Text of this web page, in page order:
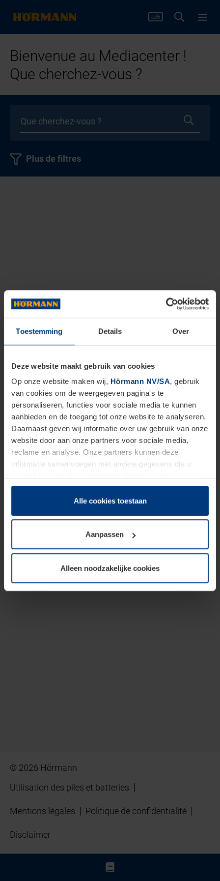
Toestemming Details Over
Deze website maakt gebruik van cookies
Op onze website maken wij, Hörmann NV/SA, gebruik
van cookies om de weergegeven pagina's te
personaliseren, functies voor sociale media te kunnen
aanbieden en de toegang tot onze website te analyseren.
Daarnaast geven wij informatie over uw gebruik van onze
website door aan onze partners voor sociale media,
reclame en analyse. Onze partners kunnen deze
informatie samenvoegen met andere gegevens die u
hun diensten hebben verzameld.
Juridisch hebben wij het recht om cookies op uw
van deze pagina's absoluut vereist is. Voor alle andere
soorten cookies is uw toestemming benodigd. Uw
toestemming kunt u op elk moment bij de uitleg van de
wijzigen of herroepen.
Alle cookies toestaan
Aanpassen
Alleen noodzakelijke cookies
Bienvenue au Mediacenter !
Que cherchez-vous ?
Plus de filtres
© 2026 Hörmann
Utilisation des piles et batteries
Mentions légales Politique de confidentialité
Disclaimer